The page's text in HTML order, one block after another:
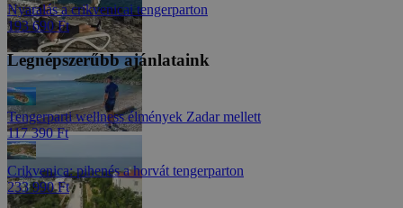
Nyaralás a crikvenicai tengerparton
193 690 Ft
Legnépszerűbb ajánlataink
Tengerparti wellness élmények Zadar mellett
117 390 Ft
Crikvenica: pihenés a horvát tengerparton
233 990 Ft